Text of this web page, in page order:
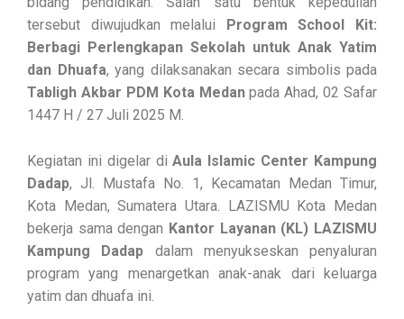
tersebut diwujudkan melalui Program School Kit:
Berbagi Perlengkapan Sekolah untuk Anak Yatim
dan Dhuafa, yang dilaksanakan secara simbolis pada
Tabligh Akbar PDM Kota Medanpada Ahad, 02 Safar
1447 H / 27 Juli 2025 M.
Kegiatan ini digelar diAula Islamic Center Kampung
Dadap, Jl. Mustafa No. 1, Kecamatan Medan Timur,
Kota Medan, Sumatera Utara. LAZISMU Kota Medan
bekerja sama dengan Kantor Layanan (KL) LAZISMU
Kampung Dadap dalam menyukseskan penyaluran
program yang menargetkan anak-anak dari keluarga
yatim dan dhuafa ini.